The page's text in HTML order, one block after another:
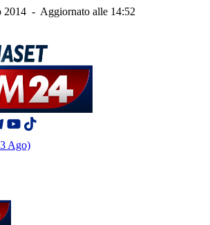
2014 - Aggiornato alle 14:52
Ago)